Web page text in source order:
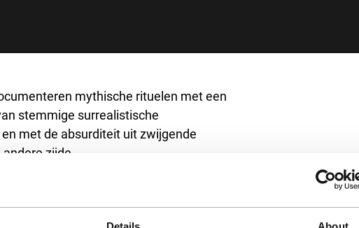
mythische rituelen met een
stemmige surrealistische
met de absurditeit uit zwijgende
zijde.